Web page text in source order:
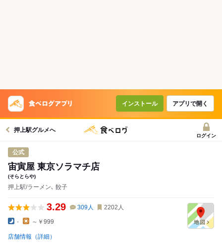
インストール アプリで開く
押上駅グルメへ
ログイン
公式
宙寅屋 東京ソラマチ店
(そらとらや)
押上駅/ラーメン､ 餃子
3.29 309人 2202 人
- ～￥999
店舗情報（詳細）